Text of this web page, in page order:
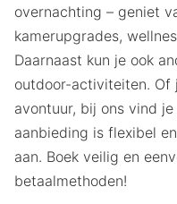
overnachting – geniet
kamerupgrades,
Daarnaast kun je ook
outdoor-activiteiten. Of
avontuur, bij ons vind
aanbieding is flexibel
aan. Boek veilig en
betaalmethoden!